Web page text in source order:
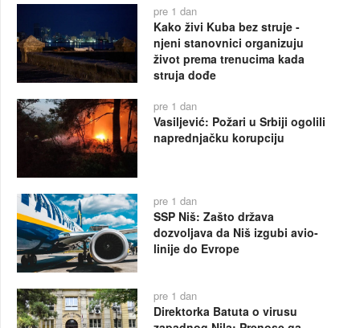
pre 1 dan
Kako živi Kuba bez struje -
njeni stanovnici organizuju
život prema trenucima kada
struja dođe
pre 1 dan
Vasiljević: Požari u Srbiji ogolili
naprednjačku korupciju
pre 1 dan
SSP Niš: Zašto država
dozvoljava da Niš izgubi avio-
linije do Evrope
pre 1 dan
Direktorka Batuta o virusu